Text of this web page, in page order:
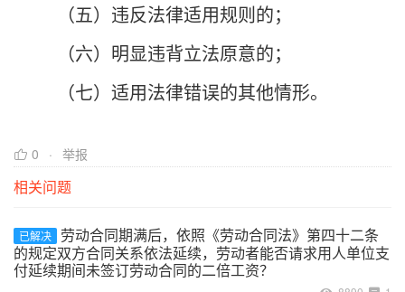
（五）违反法律适用规则的；
（六）明显违背立法原意的；
（七）适用法律错误的其他情形。
0 举报
相关问题
已解决
劳动合同期满后，依照《劳动合同法》第四十二条
的规定双方合同关系依法延续，劳动者能否请求用人单位支
付延续期间未签订劳动合同的二倍工资？